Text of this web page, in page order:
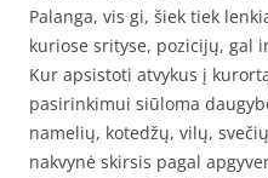
Palanga, vis gi, šiek tiek
kuriose srityse, pozicijų, gal
Kur apsistoti atvykus į
pasirinkimui siūloma
namelių, kotedžų, vilų,
nakvynė skirsis pagal